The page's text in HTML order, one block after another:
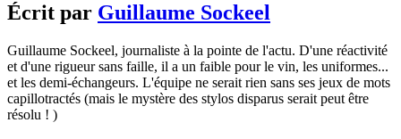
Écrit par Guillaume Sockeel
Guillaume Sockeel, journaliste à la pointe de l'actu. D'une réactivité
et d'une rigueur sans faille, il a un faible pour le vin, les uniformes...
et les demi-échangeurs. L'équipe ne serait rien sans ses jeux de mots
capillotractés (mais le mystère des stylos disparus serait peut être
résolu ! )